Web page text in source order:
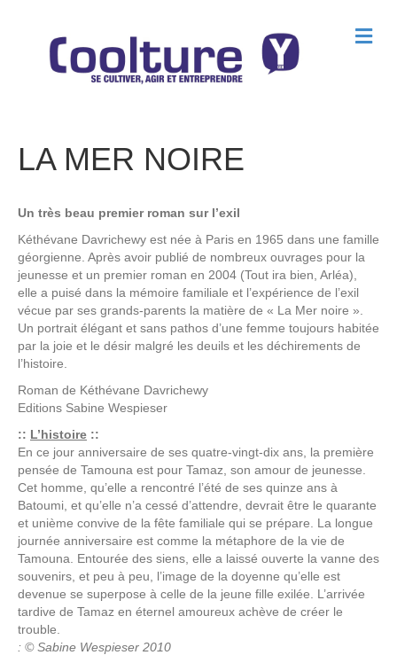
M
e
LA MER NOIRE
Un très beau premier roman sur l’exil
Kéthévane Davrichewy est née à Paris en 1965 dans une famille
géorgienne. Après avoir publié de nombreux ouvrages pour la
jeunesse et un premier roman en 2004 (Tout ira bien, Arléa),
elle a puisé dans la mémoire familiale et l’expérience de l’exil
vécue par ses grands-parents la matière de « La Mer noire ».
Un portrait élégant et sans pathos d’une femme toujours habitée
par la joie et le désir malgré les deuils et les déchirements de
l’histoire.
Roman de Kéthévane Davrichewy
Editions Sabine Wespieser
:: L’histoire ::
En ce jour anniversaire de ses quatre-vingt-dix ans, la première
pensée de Tamouna est pour Tamaz, son amour de jeunesse.
Cet homme, qu’elle a rencontré l’été de ses quinze ans à
Batoumi, et qu’elle n’a cessé d’attendre, devrait être le quarante
et unième convive de la fête familiale qui se prépare. La longue
journée anniversaire est comme la métaphore de la vie de
Tamouna. Entourée des siens, elle a laissé ouverte la vanne des
souvenirs, et peu à peu, l’image de la doyenne qu’elle est
devenue se superpose à celle de la jeune fille exilée. L’arrivée
tardive de Tamaz en éternel amoureux achève de créer le
trouble.
: © Sabine Wespieser 2010